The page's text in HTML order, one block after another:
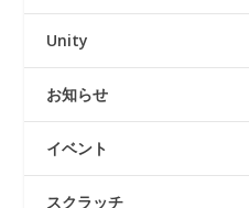
Unity
お知らせ
イベント
スクラッチ